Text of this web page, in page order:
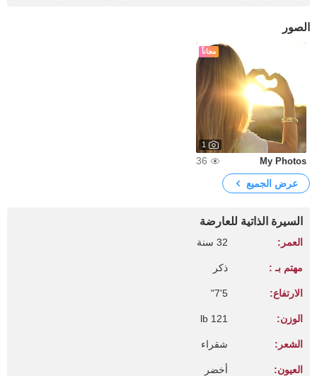
الصور
مجاناً
1
My Photos
36
عرض الجميع
السيرة الذاتية للعارضة
العمر: 32 سنة
مهتم بـ : ذكر
الارتفاع: 5'7"
الوزن: 121 lb
الشعر: شقراء
العيون: أخضر